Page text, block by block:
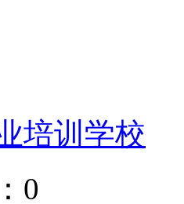
培训学校
0